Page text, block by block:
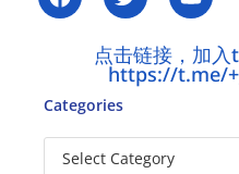
点击链接，加
https://t.me/
Categories